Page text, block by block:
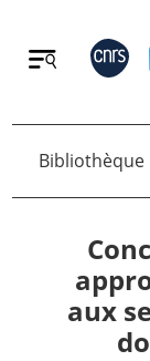
Retour
Accueil
Retour
Bibliothèque
aux